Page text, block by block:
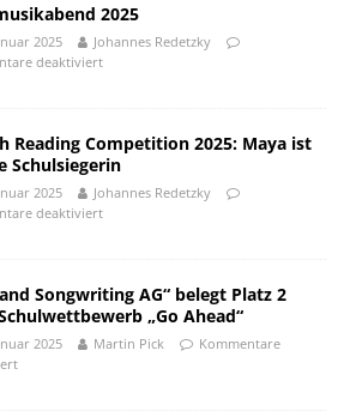
2025
2025
Johannes Redetzky
deaktiviert
Reading Competition 2025: Maya ist
Schulsiegerin
2025
Johannes Redetzky
deaktiviert
Songwriting AG“ belegt Platz 2
„Go Ahead“
2025 Martin Pick
Kommentare